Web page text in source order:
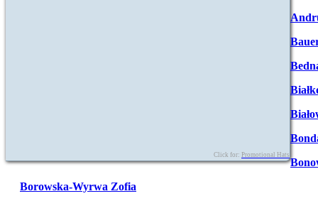
Click for: Promotional Hats
Borowska-Wyrwa Zofia